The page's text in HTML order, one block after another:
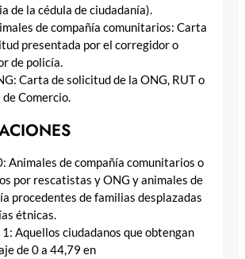
de la cédula de ciudadanía).
de compañía comunitarios: Carta
presentada por el corregidor o
de policía.
Carta de solicitud de la ONG, RUT o
de Comercio.
Animales de compañía comunitarios o
por rescatistas y ONG y animales de
procedentes de familias desplazadas
étnicas.
1: Aquellos ciudadanos que obtengan
de 0 a 44,79 en